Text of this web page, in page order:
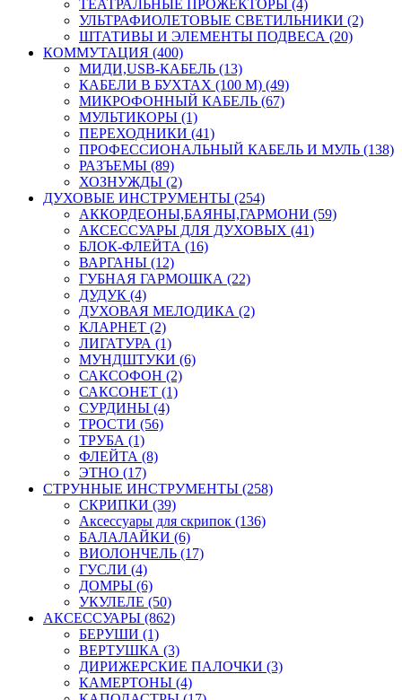
ТЕАТРАЛЬНЫЕ ПРОЖЕКТОРЫ (4)
УЛЬТРАФИОЛЕТОВЫЕ СВЕТИЛЬНИКИ (2)
ШТАТИВЫ И ЭЛЕМЕНТЫ ПОДВЕСА (20)
КОММУТАЦИЯ (400)
МИДИ,USB-КАБЕЛЬ (13)
КАБЕЛИ В БУХТАХ (100 М) (49)
МИКРОФОННЫЙ КАБЕЛЬ (67)
МУЛЬТИКОРЫ (1)
ПЕРЕХОДНИКИ (41)
ПРОФЕССИОНАЛЬНЫЙ КАБЕЛЬ И МУЛЬ (138)
РАЗЪЕМЫ (89)
ХОЗНУЖДЫ (2)
ДУХОВЫЕ ИНСТРУМЕНТЫ (254)
АККОРДЕОНЫ,БАЯНЫ,ГАРМОНИ (59)
АКСЕССУАРЫ ДЛЯ ДУХОВЫХ (41)
БЛОК-ФЛЕЙТА (16)
ВАРГАНЫ (12)
ГУБНАЯ ГАРМОШКА (22)
ДУДУК (4)
ДУХОВАЯ МЕЛОДИКА (2)
КЛАРНЕТ (2)
ЛИГАТУРА (1)
МУНДШТУКИ (6)
САКСОФОН (2)
САКСОНЕТ (1)
СУРДИНЫ (4)
ТРОСТИ (56)
ТРУБА (1)
ФЛЕЙТА (8)
ЭТНО (17)
СТРУННЫЕ ИНСТРУМЕНТЫ (258)
СКРИПКИ (39)
Аксессуары для скрипок (136)
БАЛАЛАЙКИ (6)
ВИОЛОНЧЕЛЬ (17)
ГУСЛИ (4)
ДОМРЫ (6)
УКУЛЕЛЕ (50)
АКСЕССУАРЫ (862)
БЕРУШИ (1)
ВЕРТУШКА (3)
ДИРИЖЕРСКИЕ ПАЛОЧКИ (3)
КАМЕРТОНЫ (4)